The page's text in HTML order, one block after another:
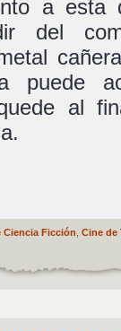
a esta
del
puede
al
Ciencia Ficción Cine de